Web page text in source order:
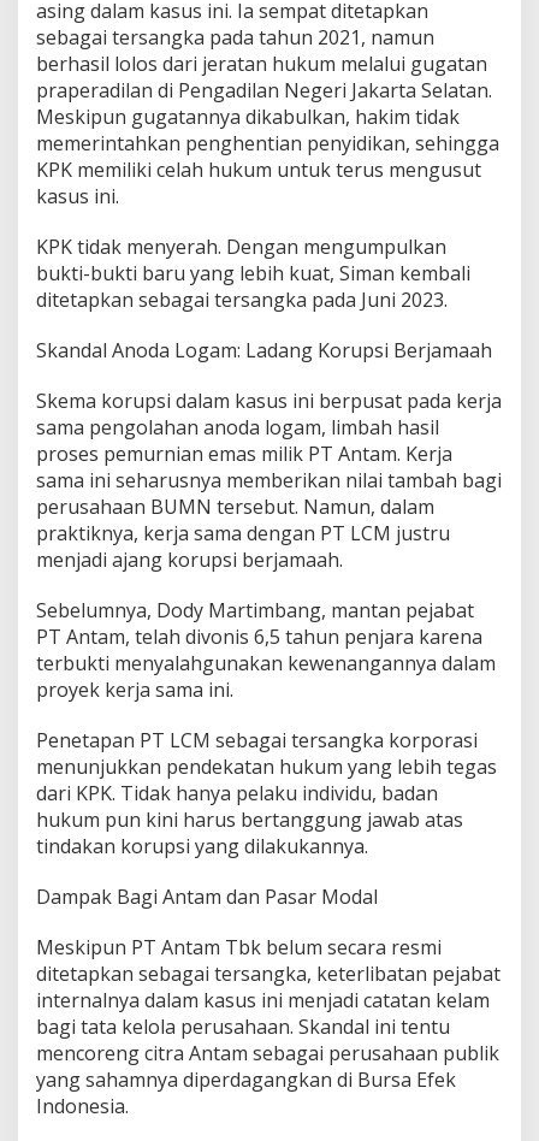
g
i
a
n
N
e
g
a
a
p
a
R
1
0
0
,
7
M
i
l
i
r
asing dalam kasus ini. Ia sempat ditetapkan
sebagai tersangka pada tahun 2021, namun
berhasil lolos dari jeratan hukum melalui gugatan
praperadilan di Pengadilan Negeri Jakarta Selatan.
Meskipun gugatannya dikabulkan, hakim tidak
memerintahkan penghentian penyidikan, sehingga
KPK memiliki celah hukum untuk terus mengusut
kasus ini.
KPK tidak menyerah. Dengan mengumpulkan
bukti-bukti baru yang lebih kuat, Siman kembali
ditetapkan sebagai tersangka pada Juni 2023.
Skandal Anoda Logam: Ladang Korupsi Berjamaah
Skema korupsi dalam kasus ini berpusat pada kerja
sama pengolahan anoda logam, limbah hasil
proses pemurnian emas milik PT Antam. Kerja
sama ini seharusnya memberikan nilai tambah bagi
perusahaan BUMN tersebut. Namun, dalam
praktiknya, kerja sama dengan PT LCM justru
menjadi ajang korupsi berjamaah.
Sebelumnya, Dody Martimbang, mantan pejabat
PT Antam, telah divonis 6,5 tahun penjara karena
terbukti menyalahgunakan kewenangannya dalam
proyek kerja sama ini.
Penetapan PT LCM sebagai tersangka korporasi
menunjukkan pendekatan hukum yang lebih tegas
dari KPK. Tidak hanya pelaku individu, badan
hukum pun kini harus bertanggung jawab atas
tindakan korupsi yang dilakukannya.
Dampak Bagi Antam dan Pasar Modal
Meskipun PT Antam Tbk belum secara resmi
ditetapkan sebagai tersangka, keterlibatan pejabat
internalnya dalam kasus ini menjadi catatan kelam
bagi tata kelola perusahaan. Skandal ini tentu
mencoreng citra Antam sebagai perusahaan publik
yang sahamnya diperdagangkan di Bursa Efek
Indonesia.